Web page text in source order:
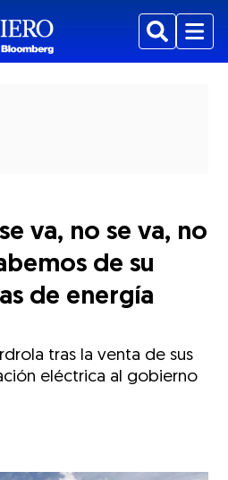
BuscarMenu
va, no se va, no
de su
de energía
tras la venta de sus
eléctrica al gobierno
mediante Email
actual mediante Facebook
actual mediante Twitter
el artículo actual mediante LinkedIn
el artículo actual mediante